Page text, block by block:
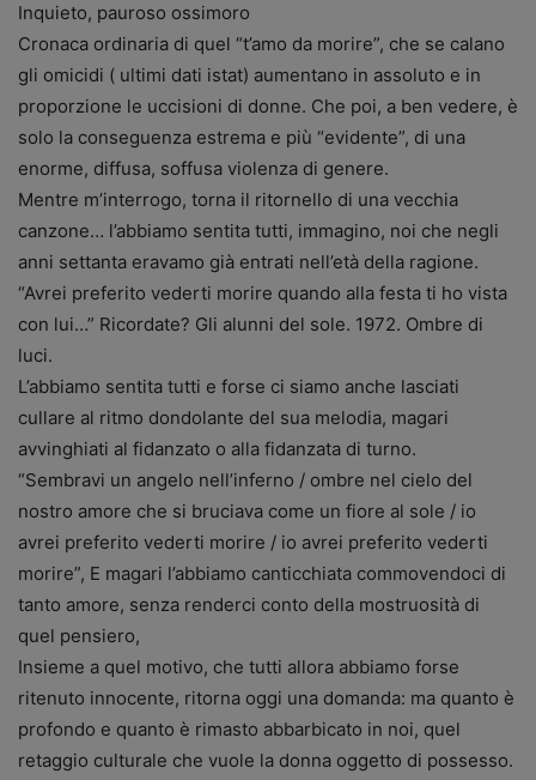
Inquieto, pauroso ossimoro
Cronaca ordinaria di quel “t’amo da morire”, che se calano
gli omicidi ( ultimi dati istat) aumentano in assoluto e in
proporzione le uccisioni di donne. Che poi, a ben vedere, è
solo la conseguenza estrema e più “evidente”, di una
enorme, diffusa, soffusa violenza di genere.
Mentre m’interrogo, torna il ritornello di una vecchia
canzone… l’abbiamo sentita tutti, immagino, noi che negli
anni settanta eravamo già entrati nell’età della ragione.
“Avrei preferito vederti morire quando alla festa ti ho vista
con lui…” Ricordate? Gli alunni del sole. 1972. Ombre di
luci.
L’abbiamo sentita tutti e forse ci siamo anche lasciati
cullare al ritmo dondolante del sua melodia, magari
avvinghiati al fidanzato o alla fidanzata di turno.
“Sembravi un angelo nell’inferno / ombre nel cielo del
nostro amore che si bruciava come un fiore al sole / io
avrei preferito vederti morire / io avrei preferito vederti
morire”, E magari l’abbiamo canticchiata commovendoci di
tanto amore, senza renderci conto della mostruosità di
quel pensiero,
Insieme a quel motivo, che tutti allora abbiamo forse
ritenuto innocente, ritorna oggi una domanda: ma quanto è
profondo e quanto è rimasto abbarbicato in noi, quel
retaggio culturale che vuole la donna oggetto di possesso.